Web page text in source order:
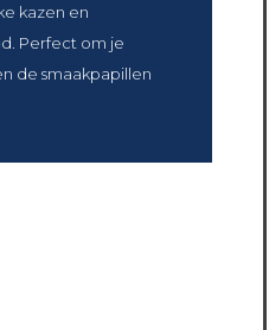
kazen en
Perfect om je
de smaakpapillen